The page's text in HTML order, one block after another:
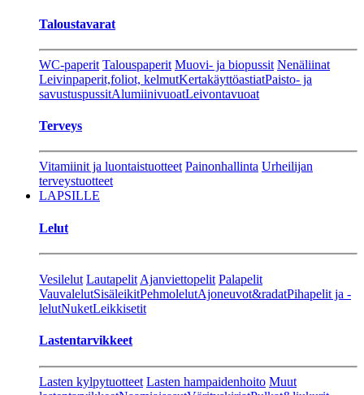
Taloustavarat
WC-paperit Talouspaperit Muovi- ja biopussit Nenäliinat
Leivinpaperit,foliot, kelmutKertakäyttöastiatPaisto- ja
savustuspussitAlumiinivuoatLeivontavuoat
Terveys
Vitamiinit ja luontaistuotteet Painonhallinta Urheilijan
terveystuotteet
LAPSILLE
Lelut
Vesilelut Lautapelit Ajanviettopelit Palapelit
VauvalelutSisäleikitPehmolelutAjoneuvot&radatPihapelit ja -
lelutNuketLeikkisetit
Lastentarvikkeet
Lasten kylpytuotteet Lasten hampaidenhoito Muut